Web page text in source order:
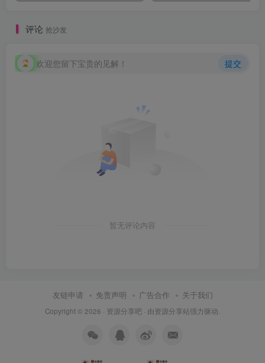
评论 抢沙发
欢迎您留下宝贵的见解！ 提交
暂无评论内容
友链申请 免责声明 广告合作 关于我们
Copyright © 2026 · 资源分享吧 · 由资源分享站强力驱动.